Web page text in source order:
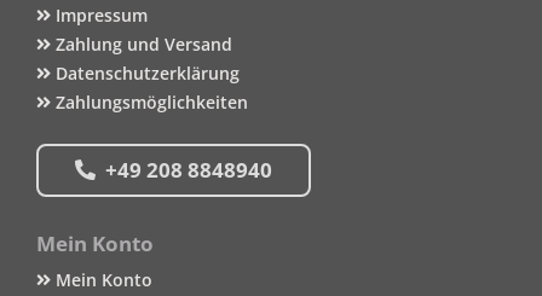
Impressum
Zahlung und Versand
Datenschutzerklärung
Zahlungsmöglichkeiten
+49 208 8848940
Mein Konto
Mein Konto